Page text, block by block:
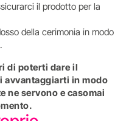
il prodotto per la
della cerimonia in modo
di poterti dare il
avvantaggiarti in modo
ne servono e casomai